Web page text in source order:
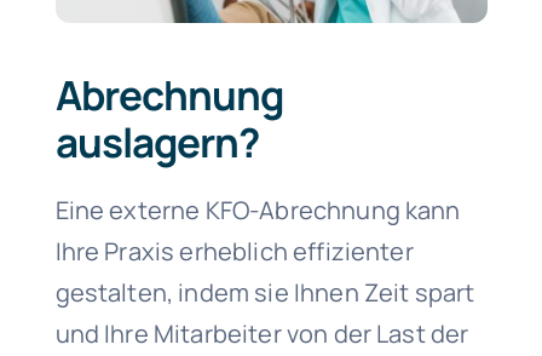
Abrechnung
auslagern?
Eine externe KFO-Abrechnung kann
Ihre Praxis erheblich effizienter
gestalten, indem sie Ihnen Zeit spart
und Ihre Mitarbeiter von der Last der